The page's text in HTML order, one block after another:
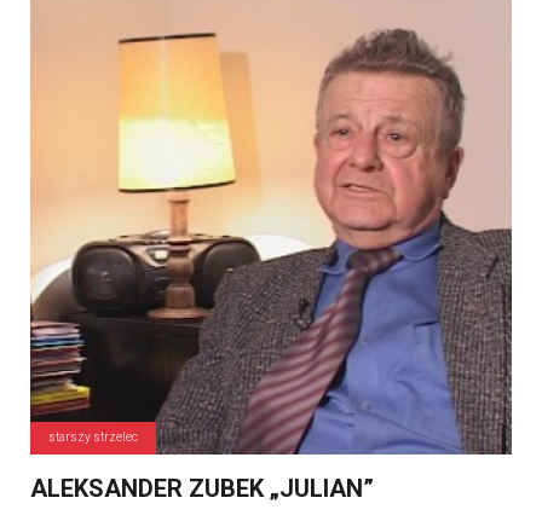
starszy strzelec
ALEKSANDER ZUBEK „JULIAN”